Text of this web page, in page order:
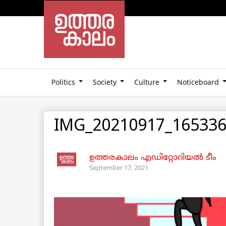
Politics Society Culture Noticeboard
ഉത്തരകാലം എഡിറ്റോറിയല്‍ ടീം
September 17, 2021